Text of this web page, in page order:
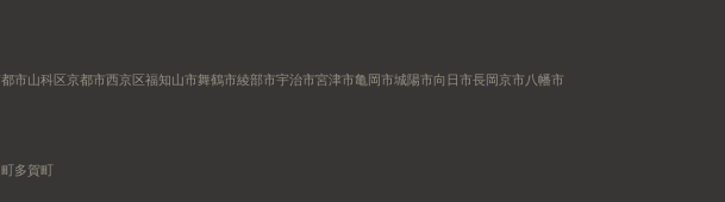
市山科区京都市西京区福知山市舞鶴市綾部市宇治市宮津市亀岡市城陽市向日市長岡京市八幡市
多賀町